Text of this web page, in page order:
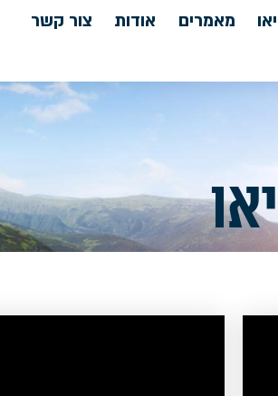
מאמרים אודות צור קשר